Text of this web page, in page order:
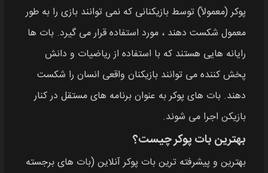
پوکر (معمولاً) توسط بازیکنانی که نمی توانند بازی را به طور
معمول شکست دهند ، مورد استفاده قرار می گیرد. بات ها
رایانه هایی هستند که با استفاده از ریاضیات و دانش
پخش کننده می توانند بازیکنان واقعی انسان را شکست
دهند. بات های پوکر به عنوان برنامه های مستقل در کنار
بازیکن اجرا می شوند.
بهترین بات پوکر چیست؟
بهترین و پیشرفته ترین بات پوکر آنلاین (بات های برجسته